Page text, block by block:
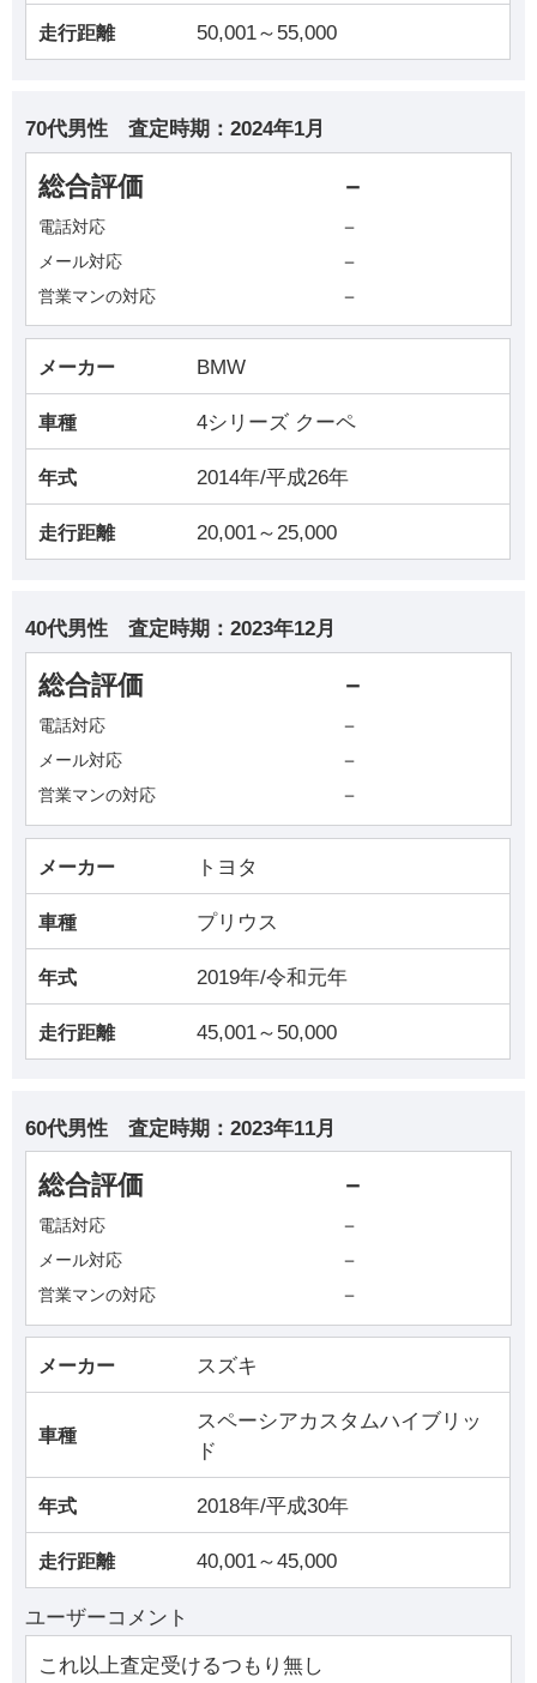
走行距離 50,001～55,000
70代男性 査定時期： 2024年1月
総合評価 －
電話対応 －
メール対応 －
営業マンの対応 －
メーカー BMW
車種 4シリーズ クーペ
年式 2014年/平成26年
走行距離 20,001～25,000
40代男性 査定時期： 2023年12月
総合評価 －
電話対応 －
メール対応 －
営業マンの対応 －
メーカー トヨタ
車種 プリウス
年式 2019年/令和元年
走行距離 45,001～50,000
60代男性 査定時期： 2023年11月
総合評価 －
電話対応 －
メール対応 －
営業マンの対応 －
メーカー スズキ
車種
スペーシアカスタムハイブリッ
ド
年式 2018年/平成30年
走行距離 40,001～45,000
ユーザーコメント
これ以上査定受けるつもり無し